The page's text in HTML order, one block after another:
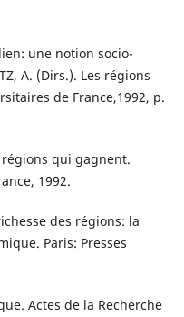
une notion socio-
A. (Dirs.). Les régions
de France,1992, p.
régions qui gagnent.
1992.
des régions: la
Paris: Presses
Actes de la Recherche